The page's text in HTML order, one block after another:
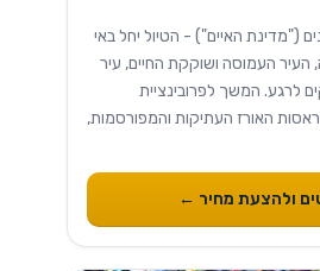
("מדינת האיים") - הטיול יחל באי
העיר העמוסה ושוקקת החיים, עיר
לרגע. המשך לפרובינציית
האורז העתיקות והמפורסמות,
את חייהם של יליד המקום ולספוג
ולהצעת מחיר ←